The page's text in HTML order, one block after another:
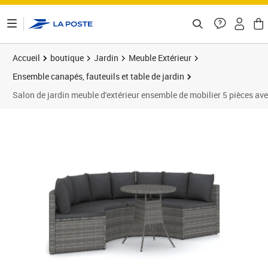
Accueil boutique Jardin
Meuble Extérieur
Ensemble canapés, fauteuils et table de jardin
Salon de jardin meuble d'extérieur ensemble de mobilier 5 pièces